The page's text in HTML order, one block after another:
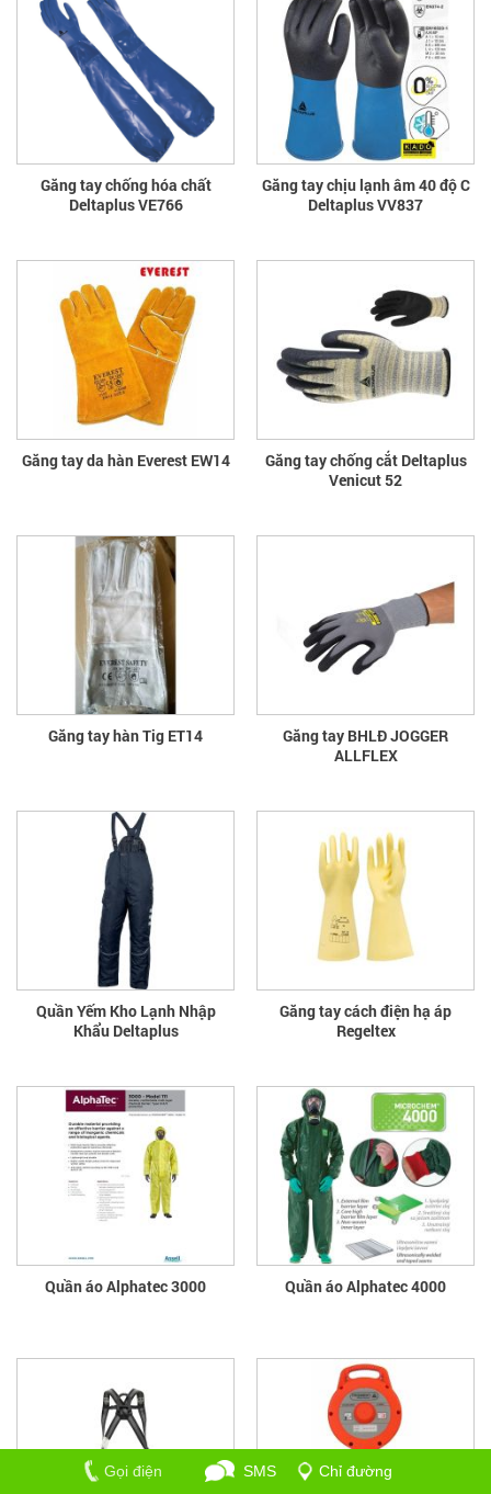
Găng tay chống hóa chất
Deltaplus VE766
Găng tay chịu lạnh âm 40 độ C
Deltaplus VV837
Găng tay da hàn Everest EW14
Găng tay chống cắt Deltaplus
Venicut 52
Găng tay hàn Tig ET14
Găng tay BHLĐ JOGGER
ALLFLEX
Quần Yếm Kho Lạnh Nhập
Khẩu Deltaplus
Găng tay cách điện hạ áp
Regeltex
Quần áo Alphatec 3000 Quần áo Alphatec 4000
Gọi điện SMS Chỉ đường